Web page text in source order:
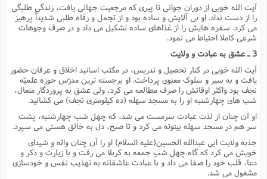
آیت الله خویى از دوران جوانى تا پیرى که مرجعیت جهانى یافت، زندگى طلبگى
را از دست نداد. او بى آلایش و ساده بود و از تجمل و رفاه طلبى شدیداً پرهیز
مى کرد. سفره هایش را از غذاهاى ساده تشکیل مى داد و در صرف وجوهات
شرعى کاملا احتیاط مى نمود.
3 ـ عشق به عبادت و ولایت
آیت الله خویى در کنار تحصیل و تدریس، در مکتب اساتید اخلاق و عرفان حضور
یافت و به سیر و سلوک معنوى پرداخت. او برجسته ترین مدرّس حوزه علمیّه
نجف بود واکثر اوقاتش را صرف مطالعه مى کرد، ولى عشق به پروردگار متعال،
شب هاى چهارشنبه او را به مسجد سهله (ده کیلومترى نجف) مى کشانید.
او آن چنان از لذت عبادت سرمست مى شد، که چهل شب چهارشنبه، پشت
سر هم در مسجد سهله بیتوته مى کرد و تا صبح، دل به خالق هستى مى سپرد.
جذبه ولایت ابى عبدالله الحسین(علیه السلام) او را آن چنان واله و شیداى
خویش مى کرد که گاه چهل شبِ جمعه به کربلا مى رفت و با زیارت و ذکر و
دعا، قلب خود را صفا مى داد و با عبادت عاشقانه به تهذیب نفس و خودسازى
مشغول مى شد.